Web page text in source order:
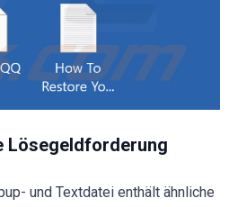
Lösegeldforderung
und Textdatei enthält ähnliche